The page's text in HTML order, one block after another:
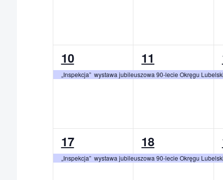
1
wydarzenie,
10
„Inspekcja” wystawa jubileuszowa 90-lecie Okręgu
1
wydarzenie,
11
1
wydarzenie,
17
„Inspekcja” wystawa jubileuszowa 90-lecie Okręgu
1
wydarzenie,
18